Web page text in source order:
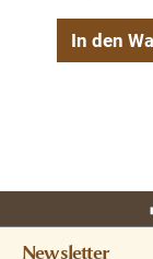
In den
Newsletter